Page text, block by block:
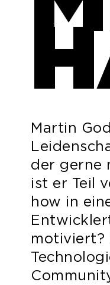
Martin
der gerne
ist er Teil
how in
motiviert?